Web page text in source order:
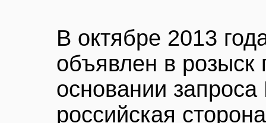
В октябре 2013
объявлен в
основании
российская